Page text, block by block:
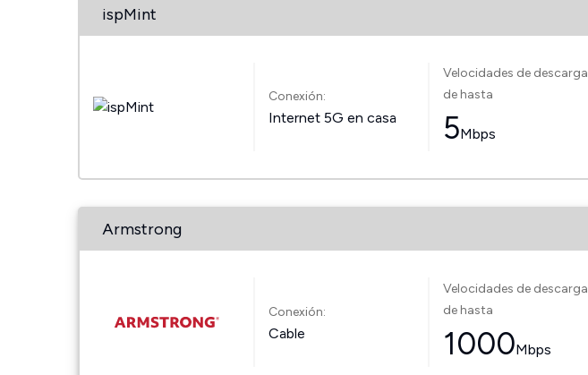
ispMint
Conexión:
Internet 5G en casa
Velocidades de descarga
de hasta
5Mbps
Armstrong
Conexión:
Cable
Velocidades de descarga
de hasta
1000Mbps